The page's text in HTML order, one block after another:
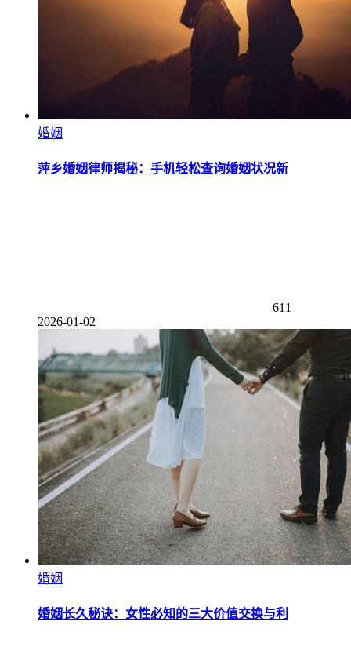
婚姻
萍乡婚姻律师揭秘：手机轻松查询婚姻状况新
611
2026-01-02
婚姻
婚姻长久秘诀：女性必知的三大价值交换与利